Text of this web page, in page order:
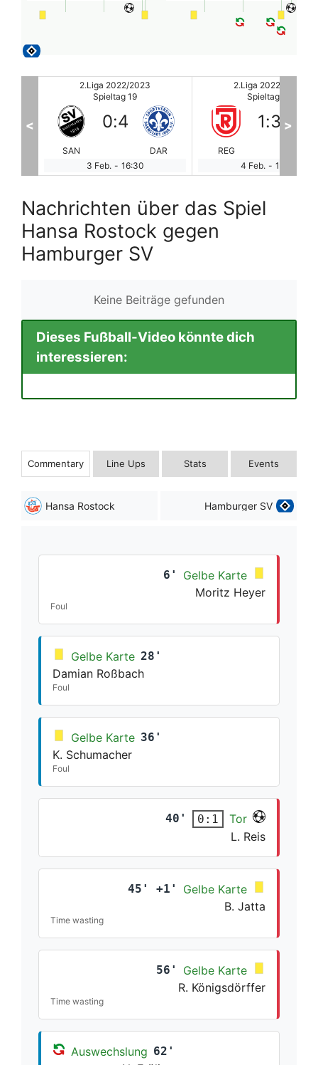
2.Liga 2022/2023
Spieltag 19
REG
1:3
ARM
4 Feb. - 11:00
2.Liga 2022/2023
Spieltag 19
BRA
2:0
4 Feb. - 11:00
< >
Nachrichten über das Spiel
Hansa Rostock gegen
Hamburger SV
Keine Beiträge gefunden
Dieses Fußball-Video könnte dich
interessieren:
Commentary Line Ups Stats Events
Hansa Rostock Hamburger SV
6'
Gelbe Karte
Moritz Heyer
Foul
Gelbe Karte 28'
Damian Roßbach
Foul
Gelbe Karte 36'
K. Schumacher
Foul
40' 0:1
Tor
L. Reis
45' +1'
Gelbe Karte
B. Jatta
Time wasting
56'
Gelbe Karte
R. Königsdörffer
Time wasting
Auswechslung 62'